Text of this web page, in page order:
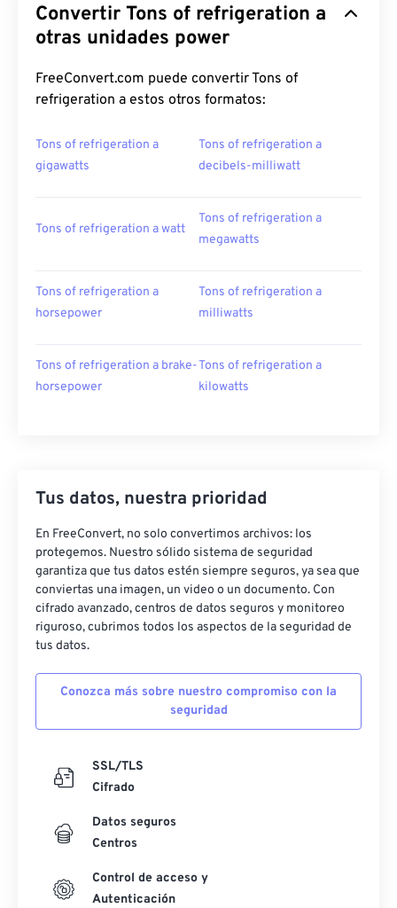
Convertir Tons of refrigeration a
otras unidades power
FreeConvert.com puede convertir Tons of
refrigeration a estos otros formatos:
Tons of refrigeration a
gigawatts
Tons of refrigeration a
decibels-milliwatt
Tons of refrigeration a watt
Tons of refrigeration a
megawatts
Tons of refrigeration a
horsepower
Tons of refrigeration a
milliwatts
Tons of refrigeration a brake-
horsepower
Tons of refrigeration a
kilowatts
Tus datos, nuestra prioridad
En FreeConvert, no solo convertimos archivos: los
protegemos. Nuestro sólido sistema de seguridad
garantiza que tus datos estén siempre seguros, ya sea que
conviertas una imagen, un video o un documento. Con
cifrado avanzado, centros de datos seguros y monitoreo
riguroso, cubrimos todos los aspectos de la seguridad de
tus datos.
Conozca más sobre nuestro compromiso con la
seguridad
SSL/TLS
Cifrado
Datos seguros
Centros
Control de acceso y
Autenticación